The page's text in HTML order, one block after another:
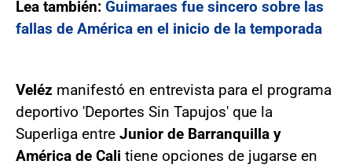
Lea también: Guimaraes fue sincero sobre las
fallas de América en el inicio de la temporada
Veléz manifestó en entrevista para el programa
deportivo 'Deportes Sin Tapujos' que la
Superliga entre Junior de Barranquilla y
América de Cali tiene opciones de jugarse en